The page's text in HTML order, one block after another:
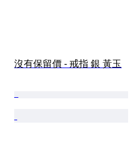
沒有保留價 - 戒指 銀 黃玉